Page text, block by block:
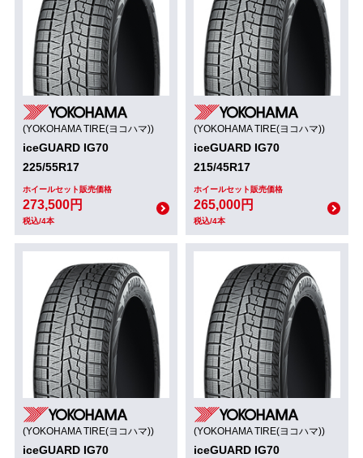
(YOKOHAMA TIRE(ヨコハマ))
iceGUARD IG70
225/55R17
ホイールセット販売価格
273,500円
税込/4本
(YOKOHAMA TIRE(ヨコハマ))
iceGUARD IG70
215/45R17
ホイールセット販売価格
265,000円
税込/4本
(YOKOHAMA TIRE(ヨコハマ))
iceGUARD IG70
(YOKOHAMA TIRE(ヨコハマ))
iceGUARD IG70